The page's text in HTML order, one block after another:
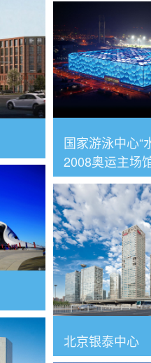
国家游泳中心“
2008奥运主场
北京银泰中心